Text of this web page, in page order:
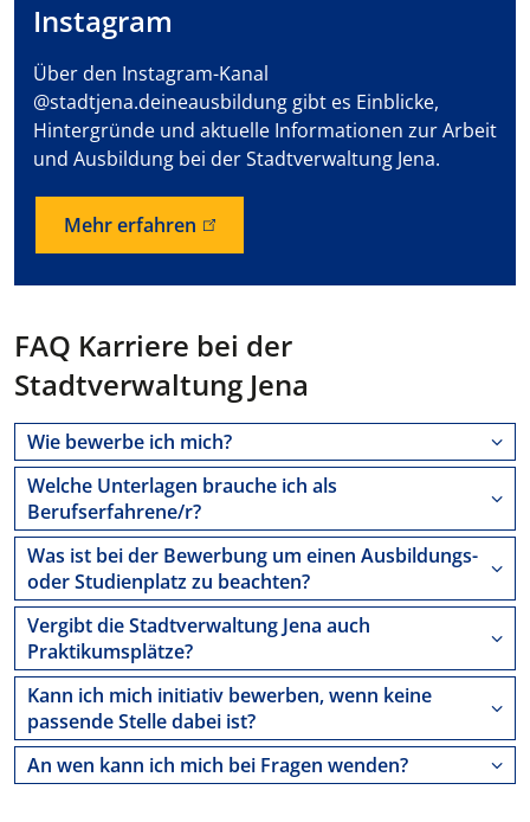
Instagram
Über den Instagram-Kanal
@stadtjena.deineausbildung gibt es Einblicke,
Hintergründe und aktuelle Informationen zur Arbeit
und Ausbildung bei der Stadtverwaltung Jena.
Mehr erfahren
FAQ Karriere bei der
Stadtverwaltung Jena
Wie bewerbe ich mich?
Welche Unterlagen brauche ich als
Berufserfahrene/r?
Was ist bei der Bewerbung um einen Ausbildungs-
oder Studienplatz zu beachten?
Vergibt die Stadtverwaltung Jena auch
Praktikumsplätze?
Kann ich mich initiativ bewerben, wenn keine
passende Stelle dabei ist?
An wen kann ich mich bei Fragen wenden?